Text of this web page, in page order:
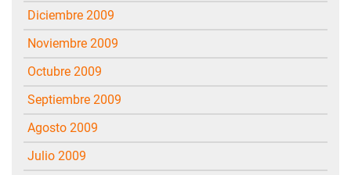
diciembre 2009
noviembre 2009
octubre 2009
septiembre 2009
agosto 2009
julio 2009